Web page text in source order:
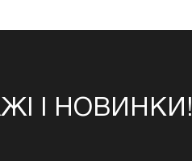
І НОВИНКИ!